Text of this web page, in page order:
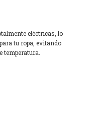
eléctricas, lo
tu ropa, evitando
temperatura.